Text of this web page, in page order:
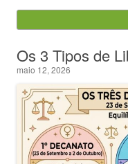
Evandro
Os 3 Tipos de
maio 12, 2026